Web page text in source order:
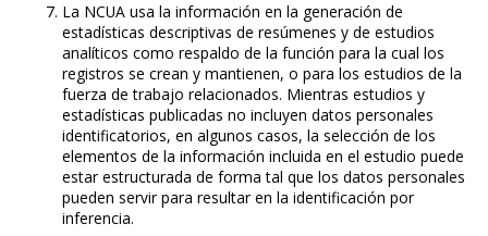
La NCUA usa la información en la generación de
estadísticas descriptivas de resúmenes y de estudios
analíticos como respaldo de la función para la cual los
registros se crean y mantienen, o para los estudios de la
fuerza de trabajo relacionados. Mientras estudios y
estadísticas publicadas no incluyen datos personales
identificatorios, en algunos casos, la selección de los
elementos de la información incluida en el estudio puede
estar estructurada de forma tal que los datos personales
pueden servir para resultar en la identificación por
inferencia.